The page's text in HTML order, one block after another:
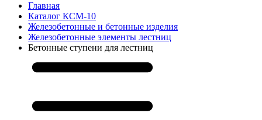
Главная
Каталог КСМ-10
Железобетонные и бетонные изделия
Железобетонные элементы лестниц
Бетонные ступени для лестниц